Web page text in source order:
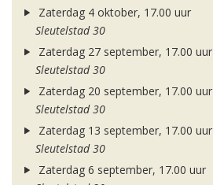
Zaterdag 4 oktober, 17.00 uur
Sleutelstad 30
Zaterdag 27 september, 17.00 uur
Sleutelstad 30
Zaterdag 20 september, 17.00 uur
Sleutelstad 30
Zaterdag 13 september, 17.00 uur
Sleutelstad 30
Zaterdag 6 september, 17.00 uur